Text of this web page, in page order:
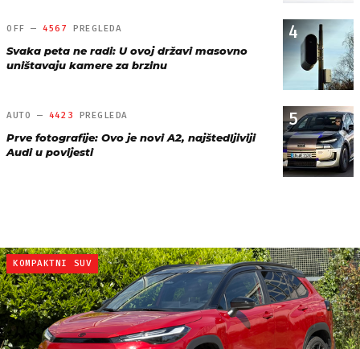
4
OFF —4567 PREGLEDA
Svaka peta ne radi: U ovoj državi masovno
uništavaju kamere za brzinu
5
AUTO — 4423 PREGLEDA
Prve fotografije: Ovo je novi A2, najštedljiviji
Audi u povijesti
KOMPAKTNI SUV